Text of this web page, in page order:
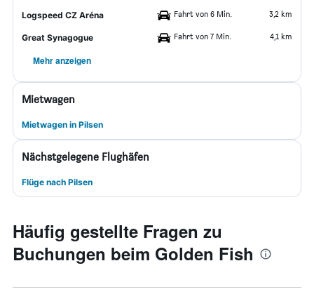
Logspeed CZ Aréna Fahrt von 6 Min. 3,2 km
Great Synagogue Fahrt von 7 Min. 4,1 km
Mehr anzeigen
Mietwagen
Mietwagen in Pilsen
Nächstgelegene Flughäfen
Flüge nach Pilsen
Häufig gestellte Fragen zu
Buchungen beim Golden Fish